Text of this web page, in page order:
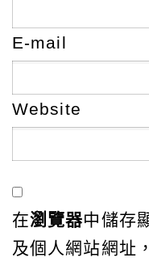
E-mail
Website
在瀏覽器中儲存
及個人網站網址